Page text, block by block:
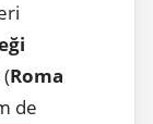
Roma
de